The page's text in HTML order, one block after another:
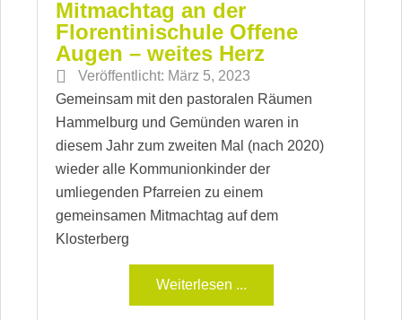
Mitmachtag an der
Florentinischule Offene
Augen – weites Herz
Veröffentlicht: März 5, 2023
Gemeinsam mit den pastoralen Räumen
Hammelburg und Gemünden waren in
diesem Jahr zum zweiten Mal (nach 2020)
wieder alle Kommunionkinder der
umliegenden Pfarreien zu einem
gemeinsamen Mitmachtag auf dem
Klosterberg
Weiterlesen ...